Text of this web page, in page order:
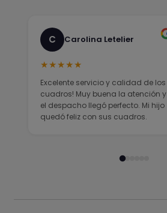
C Carolina Letelier
★★★★★
Excelente servicio y calidad de los
cuadros! Muy buena la atención y
el despacho llegó perfecto. Mi hijo
quedó feliz con sus cuadros.